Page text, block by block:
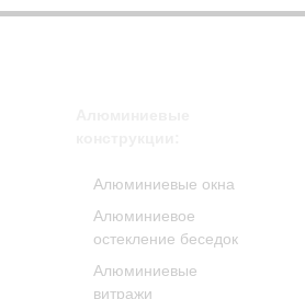
Алюминиевые окна
Алюминиевое
остекление беседок
Алюминиевые
витражи